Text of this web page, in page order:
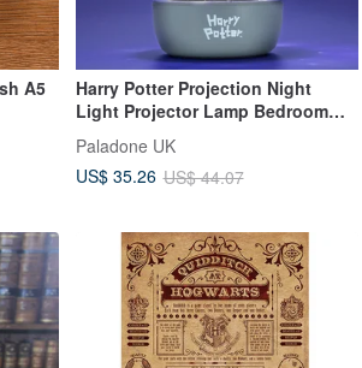
A5
Harry Potter Projection Night
Light Projector Lamp Bedroom
LED Mode Mood Set
Paladone UK
US$ 35.26 US$ 44.07